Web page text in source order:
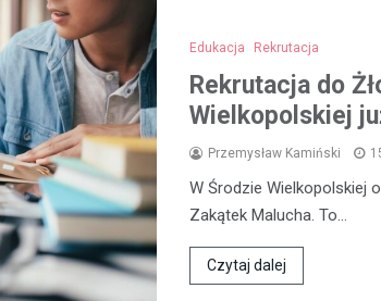
Edukacja Rekrutacja
Rekrutacja do
Wielkopolskiej
Przemysław Kamiński
W Środzie Wielkopolskiej
Zakątek Malucha. To…
Czytaj dalej